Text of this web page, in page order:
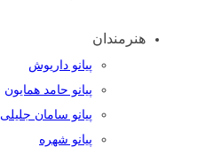
هنرمندان
پیانو داریوش
پیانو حامد همایون
پیانو سامان جلیلی
پیانو شهره